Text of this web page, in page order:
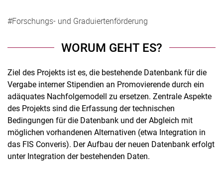
#Forschungs- und Graduiertenförderung
WORUM GEHT ES?
Ziel des Projekts ist es, die bestehende Datenbank für die
Vergabe interner Stipendien an Promovierende durch ein
adäquates Nachfolgemodell zu ersetzen. Zentrale Aspekte
des Projekts sind die Erfassung der technischen
Bedingungen für die Datenbank und der Abgleich mit
möglichen vorhandenen Alternativen (etwa Integration in
das FIS Converis). Der Aufbau der neuen Datenbank erfolgt
unter Integration der bestehenden Daten.